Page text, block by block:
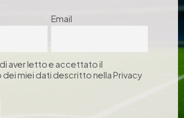
Email
aver letto e accettato il
miei dati descritto nella Privacy